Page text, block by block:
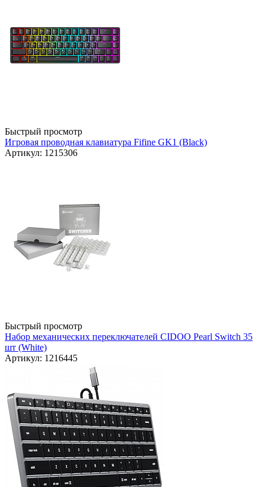
Быстрый просмотр
Игровая проводная клавиатура Fifine GK1 (Black)
Артикул: 1215306
Быстрый просмотр
Набор механических переключателей CIDOO Pearl Switch 35
шт (White)
Артикул: 1216445